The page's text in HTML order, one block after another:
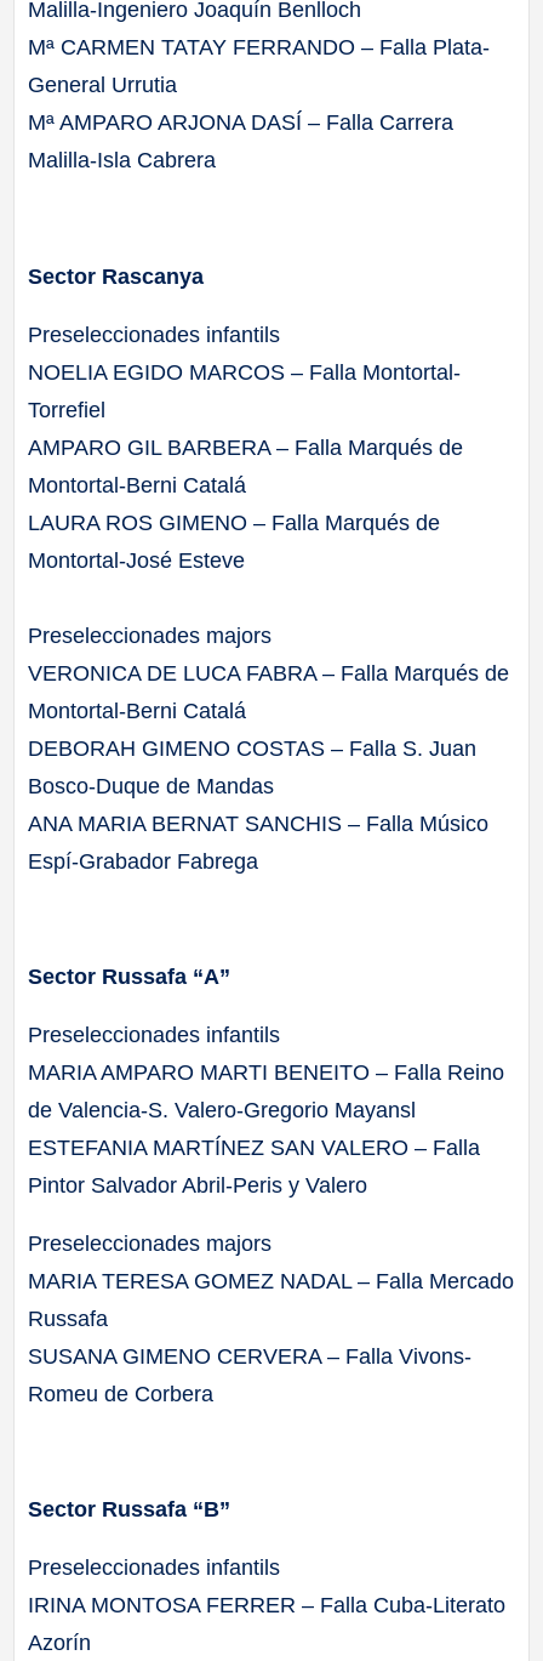
Malilla-Ingeniero Joaquín Benlloch
Mª CARMEN TATAY FERRANDO – Falla Plata-
General Urrutia
Mª AMPARO ARJONA DASÍ – Falla Carrera
Malilla-Isla Cabrera
Sector Rascanya
Preseleccionades infantils
NOELIA EGIDO MARCOS – Falla Montortal-
Torrefiel
AMPARO GIL BARBERA – Falla Marqués de
Montortal-Berni Catalá
LAURA ROS GIMENO – Falla Marqués de
Montortal-José Esteve
Preseleccionades majors
VERONICA DE LUCA FABRA – Falla Marqués de
Montortal-Berni Catalá
DEBORAH GIMENO COSTAS – Falla S. Juan
Bosco-Duque de Mandas
ANA MARIA BERNAT SANCHIS – Falla Músico
Espí-Grabador Fabrega
Sector Russafa “A”
Preseleccionades infantils
MARIA AMPARO MARTI BENEITO – Falla Reino
de Valencia-S. Valero-Gregorio Mayansl
ESTEFANIA MARTÍNEZ SAN VALERO – Falla
Pintor Salvador Abril-Peris y Valero
Preseleccionades majors
MARIA TERESA GOMEZ NADAL – Falla Mercado
Russafa
SUSANA GIMENO CERVERA – Falla Vivons-
Romeu de Corbera
Sector Russafa “B”
Preseleccionades infantils
IRINA MONTOSA FERRER – Falla Cuba-Literato
Azorín